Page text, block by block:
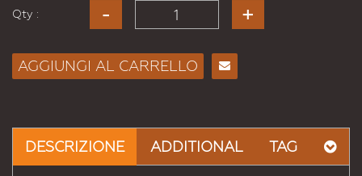
Qty :
AGGIUNGI AL CARRELLO
Amico
DESCRIZIONE ADDITIONAL TAG